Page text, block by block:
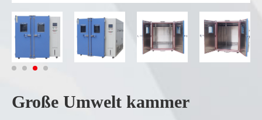
Große Umwelt kammer